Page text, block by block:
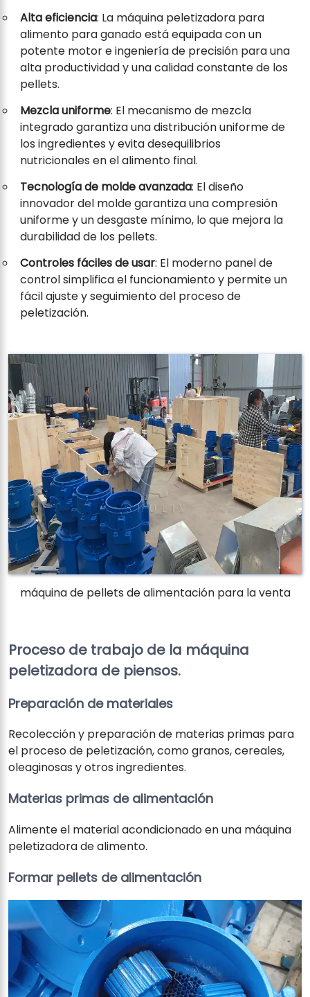
Alta eficiencia: La máquina peletizadora para
alimento para ganado está equipada con un
potente motor e ingeniería de precisión para una
alta productividad y una calidad constante de los
pellets.
Mezcla uniforme: El mecanismo de mezcla
integrado garantiza una distribución uniforme de
los ingredientes y evita desequilibrios
nutricionales en el alimento final.
Tecnología de molde avanzada: El diseño
innovador del molde garantiza una compresión
uniforme y un desgaste mínimo, lo que mejora la
durabilidad de los pellets.
Controles fáciles de usar: El moderno panel de
control simplifica el funcionamiento y permite un
fácil ajuste y seguimiento del proceso de
peletización.
máquina de pellets de alimentación para la venta
Proceso de trabajo de la máquina
peletizadora de piensos.
Preparación de materiales
Recolección y preparación de materias primas para
el proceso de peletización, como granos, cereales,
oleaginosas y otros ingredientes.
Materias primas de alimentación
Alimente el material acondicionado en una máquina
peletizadora de alimento.
Formar pellets de alimentación